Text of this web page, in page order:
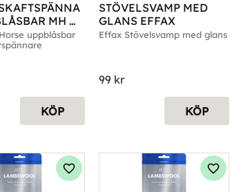
MH
uppblåsbar
KÖP
STÖVELSVAMP MED
GLANS EFFAX
Effax Stövelsvamp med glans
99 kr
KÖP
Lägg till i favoriter Lägg